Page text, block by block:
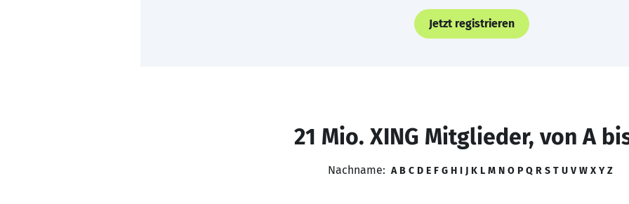
Jetzt registrieren
21 Mio. XING Mitglieder, von A
Nachname: A B C D E F G H I J K L M N O P Q R S T U V W X Y Z